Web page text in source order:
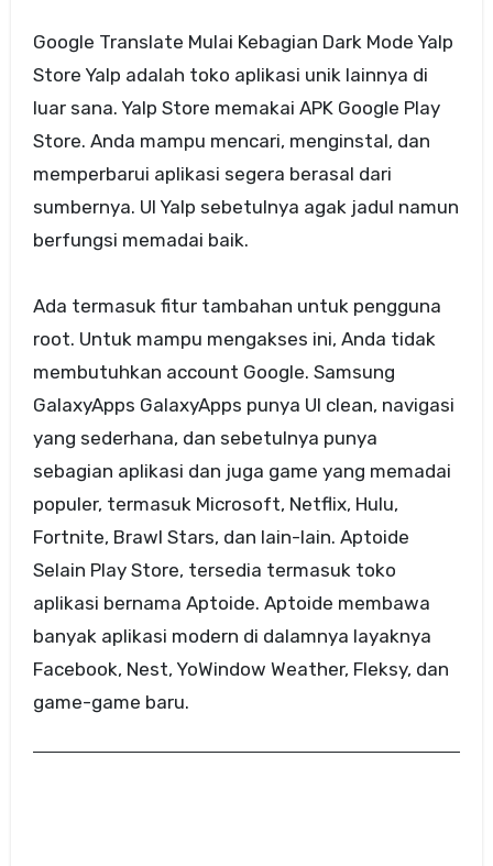
Google Translate Mulai Kebagian Dark Mode Yalp
Store Yalp adalah toko aplikasi unik lainnya di
luar sana. Yalp Store memakai APK Google Play
Store. Anda mampu mencari, menginstal, dan
memperbarui aplikasi segera berasal dari
sumbernya. UI Yalp sebetulnya agak jadul namun
berfungsi memadai baik.
Ada termasuk fitur tambahan untuk pengguna
root. Untuk mampu mengakses ini, Anda tidak
membutuhkan account Google. Samsung
GalaxyApps GalaxyApps punya UI clean, navigasi
yang sederhana, dan sebetulnya punya
sebagian aplikasi dan juga game yang memadai
populer, termasuk Microsoft, Netflix, Hulu,
Fortnite, Brawl Stars, dan lain-lain. Aptoide
Selain Play Store, tersedia termasuk toko
aplikasi bernama Aptoide. Aptoide membawa
banyak aplikasi modern di dalamnya layaknya
Facebook, Nest, YoWindow Weather, Fleksy, dan
game-game baru.